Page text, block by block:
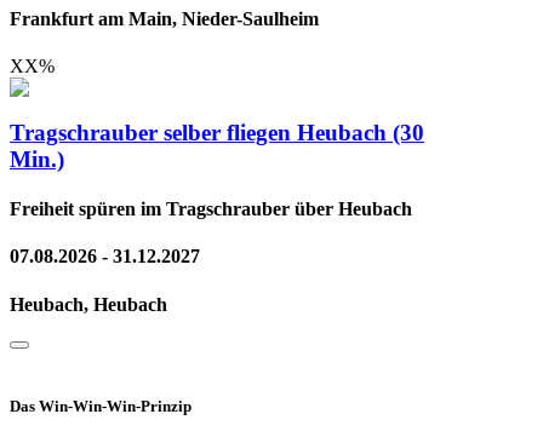
Frankfurt am Main, Nieder-Saulheim
XX%
Tragschrauber selber fliegen Heubach (30
Min.)
Freiheit spüren im Tragschrauber über Heubach
07.08.2026 - 31.12.2027
Heubach, Heubach
Das Win-Win-Win-Prinzip